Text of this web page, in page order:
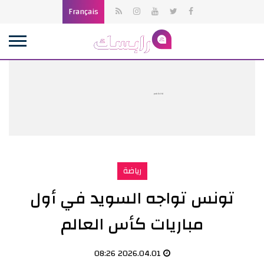
Français
publicité
رياضة
تونس تواجه السويد في أول
مباريات كأس العالم